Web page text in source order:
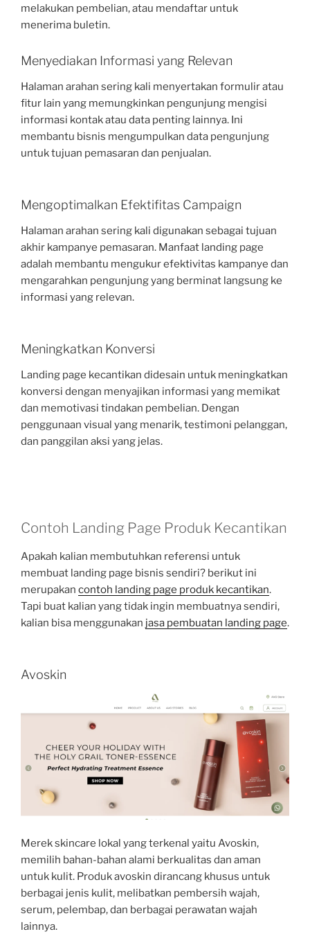
melakukan pembelian, atau mendaftar untuk
menerima buletin.
Menyediakan Informasi yang Relevan
Halaman arahan sering kali menyertakan formulir atau
fitur lain yang memungkinkan pengunjung mengisi
informasi kontak atau data penting lainnya. Ini
membantu bisnis mengumpulkan data pengunjung
untuk tujuan pemasaran dan penjualan.
Mengoptimalkan Efektifitas Campaign
Halaman arahan sering kali digunakan sebagai tujuan
akhir kampanye pemasaran. Manfaat landing page
adalah membantu mengukur efektivitas kampanye dan
mengarahkan pengunjung yang berminat langsung ke
informasi yang relevan.
Meningkatkan Konversi
Landing page kecantikan didesain untuk meningkatkan
konversi dengan menyajikan informasi yang memikat
dan memotivasi tindakan pembelian. Dengan
penggunaan visual yang menarik, testimoni pelanggan,
dan panggilan aksi yang jelas.
Contoh Landing Page Produk Kecantikan
Apakah kalian membutuhkan referensi untuk
membuat landing page bisnis sendiri? berikut ini
merupakan contoh landing page produk kecantikan.
Tapi buat kalian yang tidak ingin membuatnya sendiri,
kalian bisa menggunakan jasa pembuatan landing page.
Avoskin
Merek skincare lokal yang terkenal yaitu Avoskin,
memilih bahan-bahan alami berkualitas dan aman
untuk kulit. Produk avoskin dirancang khusus untuk
berbagai jenis kulit, melibatkan pembersih wajah,
serum, pelembap, dan berbagai perawatan wajah
lainnya.